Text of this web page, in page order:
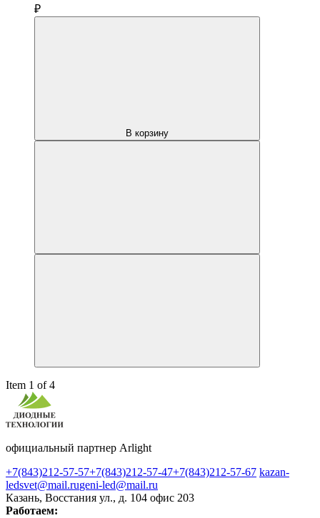
₽
В корзину
Item 1 of 4
официальный партнер Arlight
+7(843)212-57-57+7(843)212-57-47+7(843)212-57-67 kazan-
ledsvet@mail.rugeni-led@mail.ru
Казань, Восстания ул., д. 104 офис 203
Работаем: